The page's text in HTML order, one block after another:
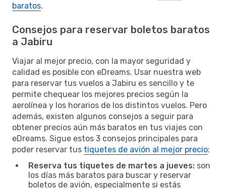
baratos.
Consejos para reservar boletos baratos
a Jabiru
Viajar al mejor precio, con la mayor seguridad y
calidad es posible con eDreams. Usar nuestra web
para reservar tus vuelos a Jabiru es sencillo y te
permite chequear los mejores precios según la
aerolínea y los horarios de los distintos vuelos. Pero
además, existen algunos consejos a seguir para
obtener precios aún más baratos en tus viajes con
eDreams. Sigue estos 3 consejos principales para
poder reservar tus tiquetes de avión al mejor precio:
Reserva tus tiquetes de martes a jueves: son
los días más baratos para buscar y reservar
boletos de avión, especialmente si estás